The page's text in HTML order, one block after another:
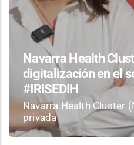
Navarra Health
digitalización en el
#IRISEDIH
Navarra Health Cluster
privada